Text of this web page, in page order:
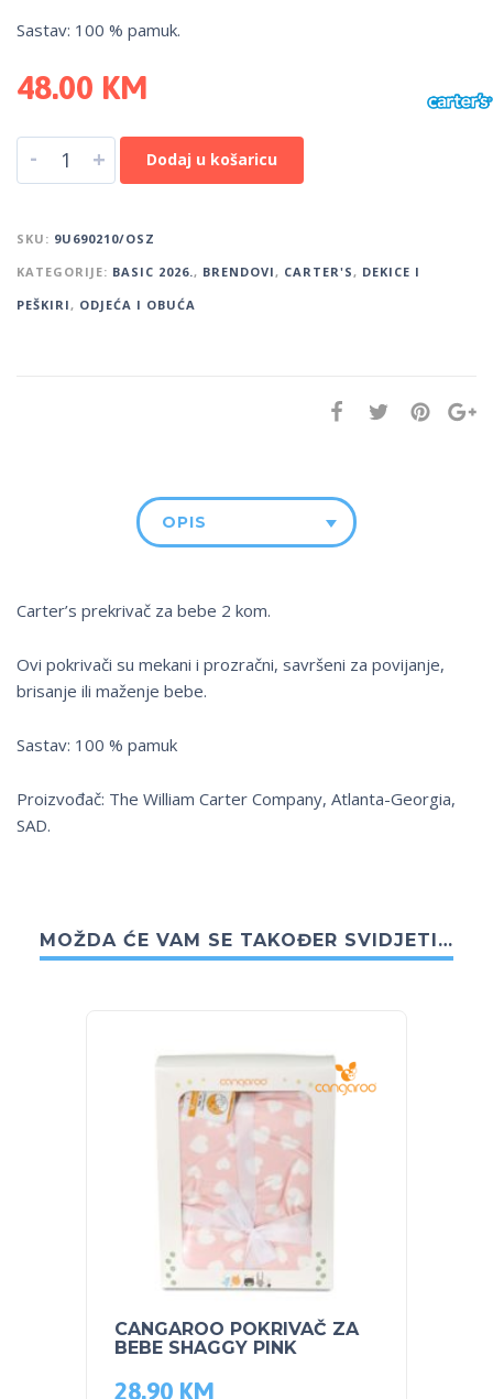
Sastav: 100 % pamuk.
48.00 KM
- + Dodaj u košaricu
SKU: 9U690210/OSZ
KATEGORIJE: BASIC 2026., BRENDOVI, CARTER'S, DEKICE I
PEŠKIRI, ODJEĆA I OBUĆA
OPIS
Carter’s prekrivač za bebe 2 kom.
Ovi pokrivači su mekani i prozračni, savršeni za povijanje,
brisanje ili maženje bebe.
Sastav: 100 % pamuk
Proizvođač: The William Carter Company, Atlanta-Georgia,
SAD.
MOŽDA ĆE VAM SE TAKOĐER SVIDJETI…
CANGAROO POKRIVAČ ZA
BEBE SHAGGY PINK
28.90 KM